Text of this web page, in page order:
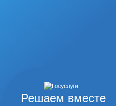
Решаем вместе